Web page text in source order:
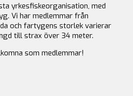
yrkesfiskeorganisation, med
Vi har medlemmar från
och fartygens storlek varierar
till strax över 34 meter.
som medlemmar!